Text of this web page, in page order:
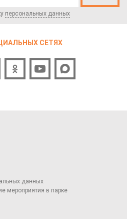
персональных данных
СЕТЯХ
данных
мероприятия в парке